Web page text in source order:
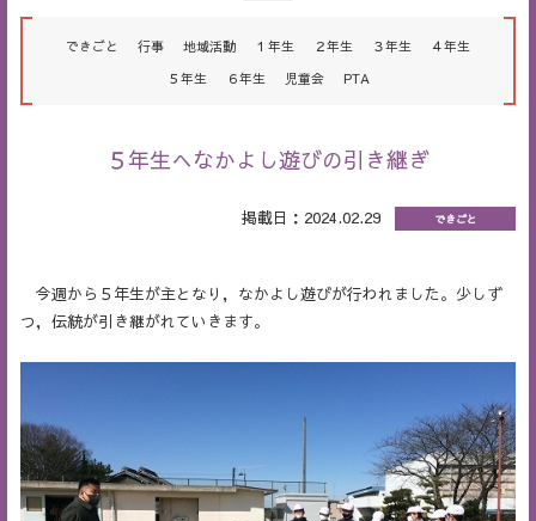
できごと 行事 地域活動 １年生 ２年生 ３年生
４年生
５年生
６年生 児童会 PTA
５年生へなかよし遊びの引き継ぎ
掲載日：2024.02.29 できごと
今週から５年生が主となり，なかよし遊びが行われました。少しず
つ，伝統が引き継がれていきます。